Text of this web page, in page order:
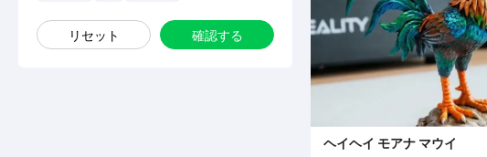
リセット 確認する
ヘイヘイ モアナ マウイ